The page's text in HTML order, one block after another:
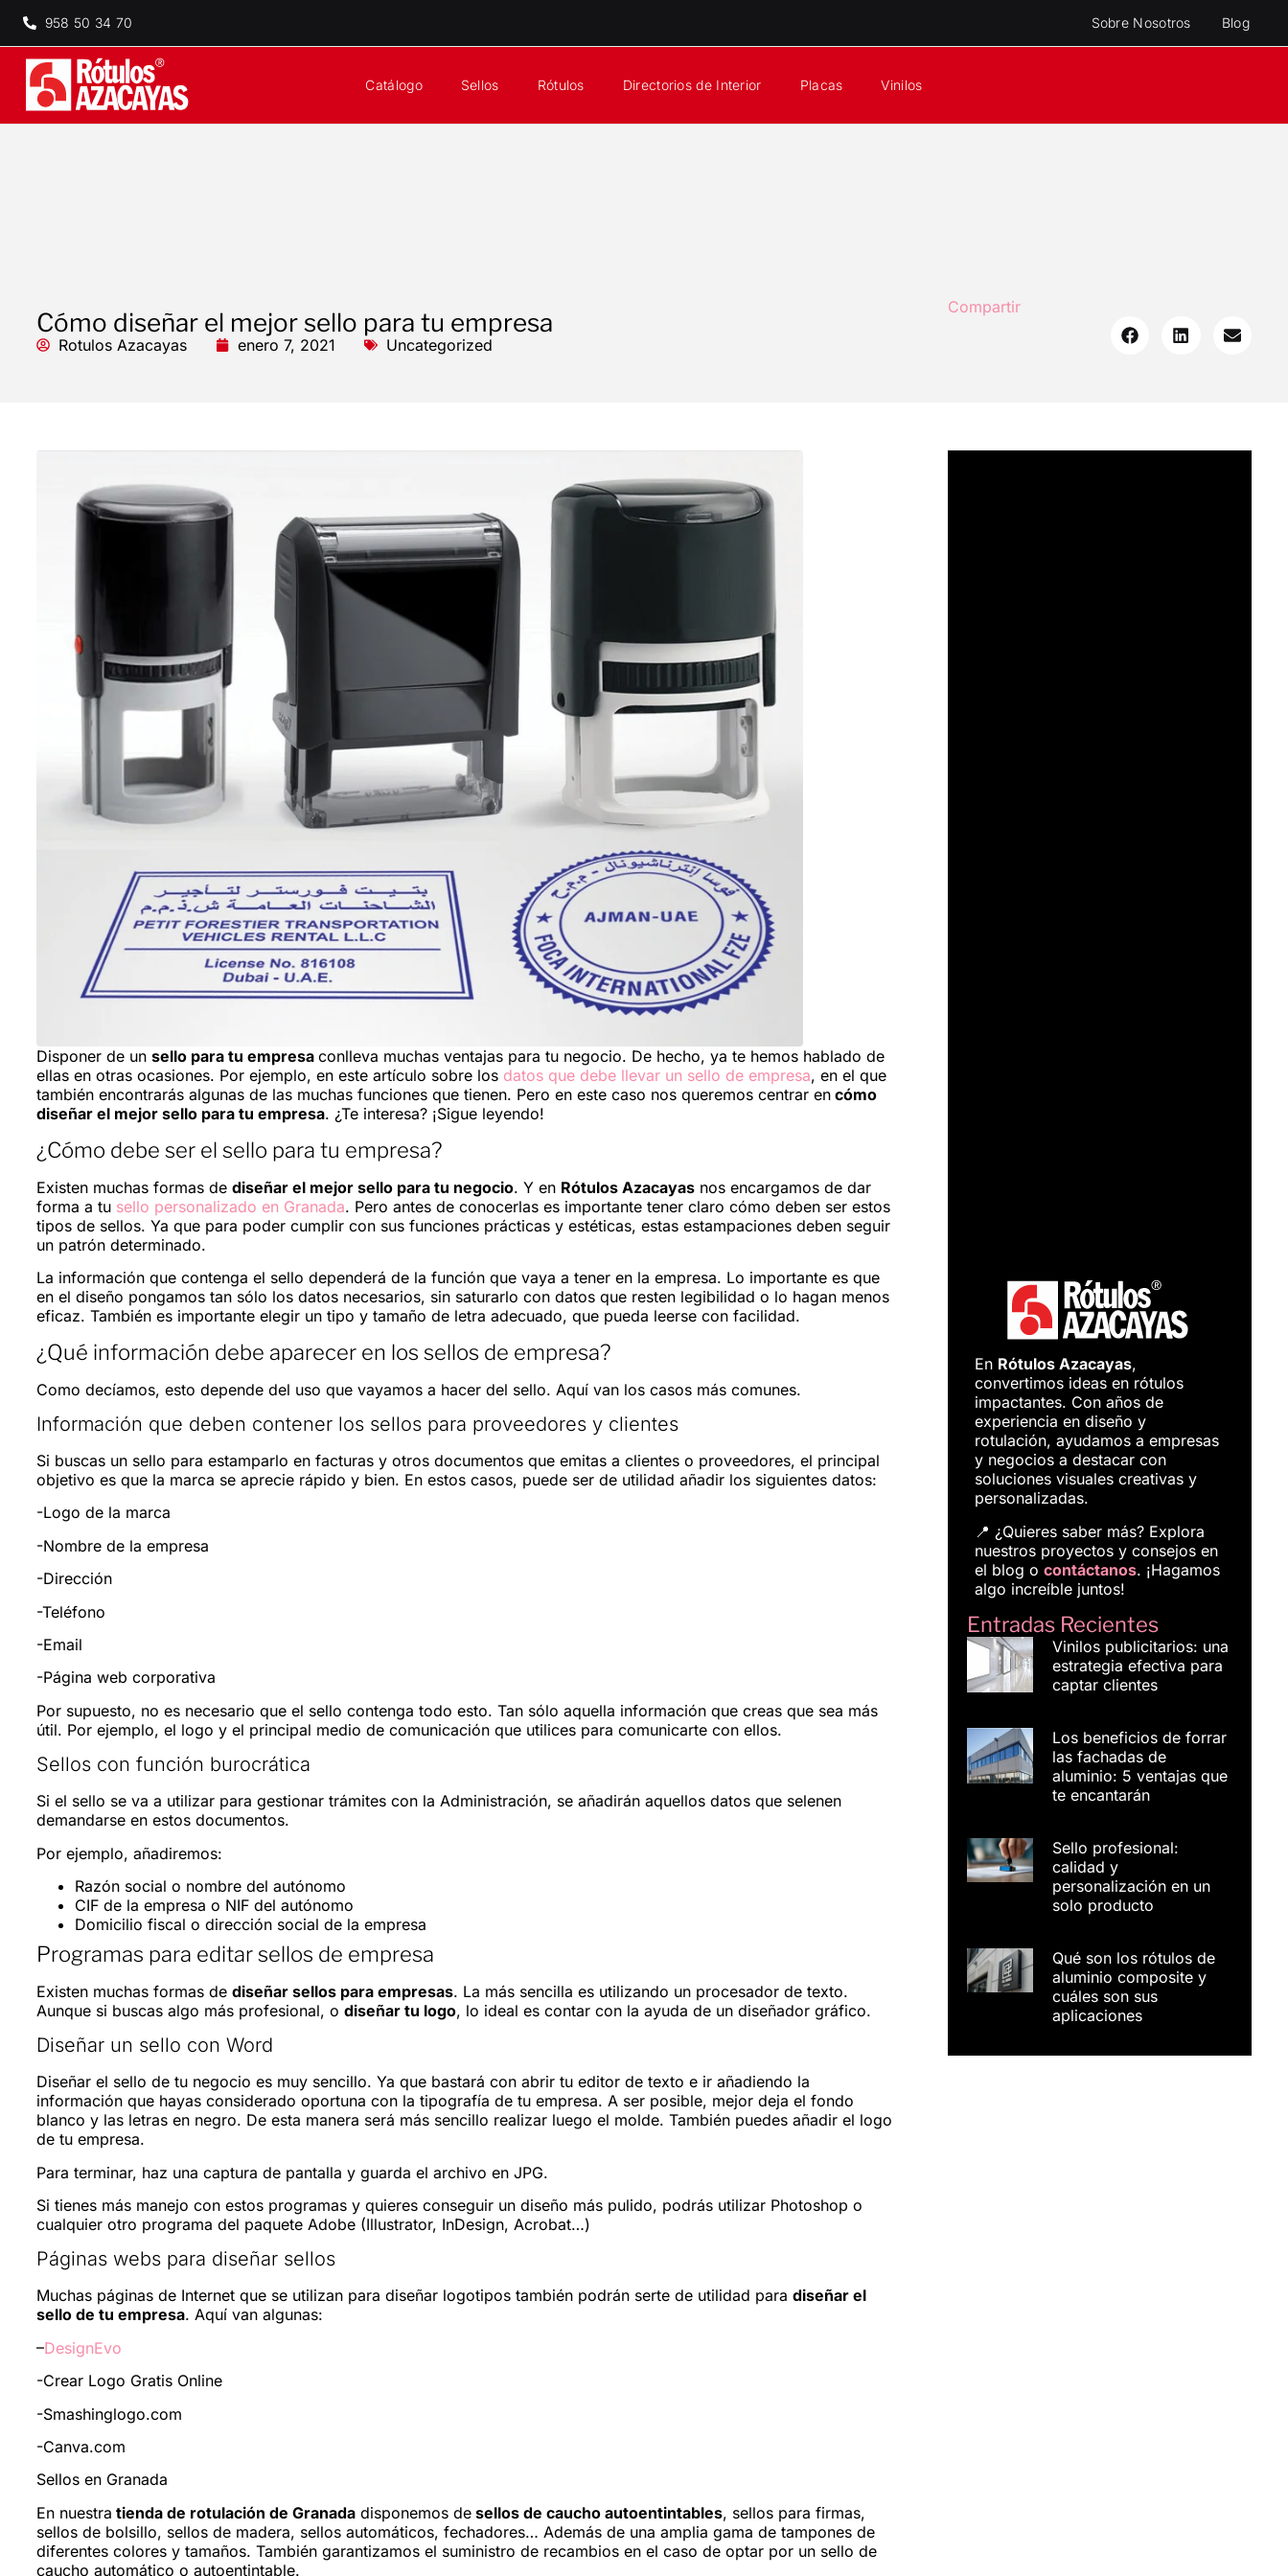
Sobre Nosotros Blog
958 50 34 70
Catálogo Sellos Rótulos Directorios de Interior Placas Vinilos
Cómo diseñar el mejor sello para tu empresa
Rotulos Azacayas enero 7, 2021 Uncategorized
Compartir
Disponer de un sello para tu empresa conlleva muchas ventajas para tu negocio. De hecho, ya te hemos hablado de
ellas en otras ocasiones. Por ejemplo, en este artículo sobre los datos que debe llevar un sello de empresa, en el que
también encontrarás algunas de las muchas funciones que tienen. Pero en este caso nos queremos centrar en cómo
diseñar el mejor sello para tu empresa. ¿Te interesa? ¡Sigue leyendo!
¿Cómo debe ser el sello para tu empresa?
Existen muchas formas de diseñar el mejor sello para tu negocio. Y en Rótulos Azacayas nos encargamos de dar
forma a tu sello personalizado en Granada. Pero antes de conocerlas es importante tener claro cómo deben ser estos
tipos de sellos. Ya que para poder cumplir con sus funciones prácticas y estéticas, estas estampaciones deben seguir
un patrón determinado.
La información que contenga el sello dependerá de la función que vaya a tener en la empresa. Lo importante es que
en el diseño pongamos tan sólo los datos necesarios, sin saturarlo con datos que resten legibilidad o lo hagan menos
eficaz. También es importante elegir un tipo y tamaño de letra adecuado, que pueda leerse con facilidad.
¿Qué información debe aparecer en los sellos de empresa?
Como decíamos, esto depende del uso que vayamos a hacer del sello. Aquí van los casos más comunes.
Información que deben contener los sellos para proveedores y clientes
Si buscas un sello para estamparlo en facturas y otros documentos que emitas a clientes o proveedores, el principal
objetivo es que la marca se aprecie rápido y bien. En estos casos, puede ser de utilidad añadir los siguientes datos:
-Logo de la marca
-Nombre de la empresa
-Dirección
-Teléfono
-Email
-Página web corporativa
Por supuesto, no es necesario que el sello contenga todo esto. Tan sólo aquella información que creas que sea más
útil. Por ejemplo, el logo y el principal medio de comunicación que utilices para comunicarte con ellos.
Sellos con función burocrática
Si el sello se va a utilizar para gestionar trámites con la Administración, se añadirán aquellos datos que selenen
demandarse en estos documentos.
Por ejemplo, añadiremos:
Razón social o nombre del autónomo
CIF de la empresa o NIF del autónomo
Domicilio fiscal o dirección social de la empresa
Programas para editar sellos de empresa
Existen muchas formas de diseñar sellos para empresas. La más sencilla es utilizando un procesador de texto.
Aunque si buscas algo más profesional, o diseñar tu logo, lo ideal es contar con la ayuda de un diseñador gráfico.
Diseñar un sello con Word
Diseñar el sello de tu negocio es muy sencillo. Ya que bastará con abrir tu editor de texto e ir añadiendo la
información que hayas considerado oportuna con la tipografía de tu empresa. A ser posible, mejor deja el fondo
blanco y las letras en negro. De esta manera será más sencillo realizar luego el molde. También puedes añadir el logo
de tu empresa.
Para terminar, haz una captura de pantalla y guarda el archivo en JPG.
Si tienes más manejo con estos programas y quieres conseguir un diseño más pulido, podrás utilizar Photoshop o
cualquier otro programa del paquete Adobe (Illustrator, InDesign, Acrobat…)
Páginas webs para diseñar sellos
Muchas páginas de Internet que se utilizan para diseñar logotipos también podrán serte de utilidad para diseñar el
sello de tu empresa. Aquí van algunas:
–DesignEvo
-Crear Logo Gratis Online
-Smashinglogo.com
-Canva.com
Sellos en Granada
En nuestra tienda de rotulación de Granada disponemos de sellos de caucho autoentintables, sellos para firmas,
sellos de bolsillo, sellos de madera, sellos automáticos, fechadores… Además de una amplia gama de tampones de
diferentes colores y tamaños. También garantizamos el suministro de recambios en el caso de optar por un sello de
caucho automático o autoentintable.
En Rótulos Azacayas,
convertimos ideas en rótulos
impactantes. Con años de
experiencia en diseño y
rotulación, ayudamos a empresas
y negocios a destacar con
soluciones visuales creativas y
personalizadas.
📍 ¿Quieres saber más? Explora
nuestros proyectos y consejos en
el blog o contáctanos. ¡Hagamos
algo increíble juntos!
Entradas Recientes
Vinilos publicitarios: una
estrategia efectiva para
captar clientes
Los beneficios de forrar
las fachadas de
aluminio: 5 ventajas que
te encantarán
Sello profesional:
calidad y
personalización en un
solo producto
Qué son los rótulos de
aluminio composite y
cuáles son sus
aplicaciones